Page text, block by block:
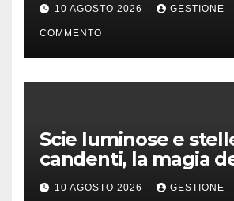
10 AGOSTO 2026 GESTIONE
COMMENTO
Scie luminose e
candenti, la magia
stargazing
10 AGOSTO 2026 GESTIONE